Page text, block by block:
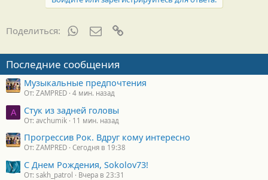
о
т
и
:
Поделиться: WhatsAppЭлектронная почта
Последние сообщения
Музыкальные предпочтения
От: ZAMPRED 4 мин. назад
A Стук из задней головы
От: avchumik 11 мин. назад
Прогрессив Рок. Вдруг кому интересно
От: ZAMPRED Сегодня в 19:38
С Днем Рождения, Sokolov73!
От: sakh_patrol Вчера в 23:31